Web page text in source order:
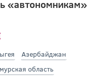
«автономникам»
Азербайджан
область